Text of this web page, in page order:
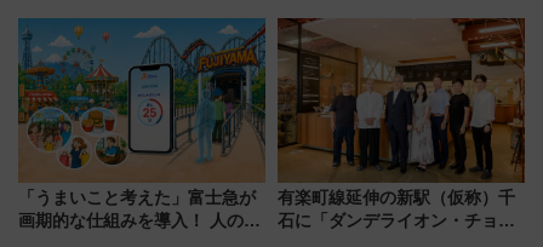
渡航先TOP5とは？ 円安時代の
旅行術
「うまいこと考えた」富士急が
画期的な仕組みを導入！ 人のか
有楽町線延伸の新駅（仮称）千
石に「ダンデライオン・チョコ